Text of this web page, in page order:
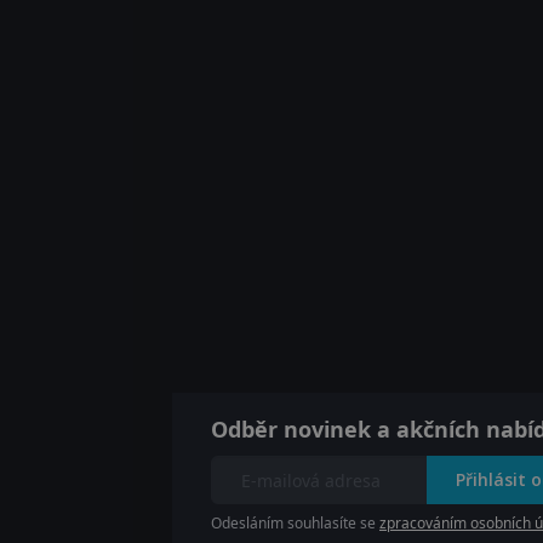
Odběr novinek a akčních
Přihlásit
Odesláním souhlasíte se zpracováním osobních